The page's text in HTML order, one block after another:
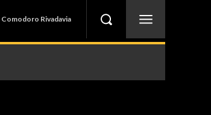
Comodoro Rivadavia